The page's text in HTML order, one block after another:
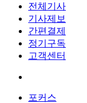
전체기사
기사제보
간편결제
정기구독
고객센터
포커스